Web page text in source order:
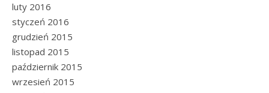
luty 2016
styczeń 2016
grudzień 2015
listopad 2015
październik 2015
wrzesień 2015